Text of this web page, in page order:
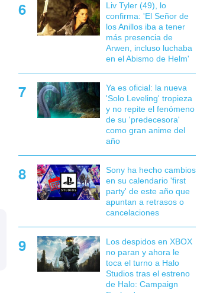
Liv Tyler (49), lo
confirma: 'El Señor de
los Anillos iba a tener
más presencia de
Arwen, incluso luchaba
en el Abismo de Helm'
Ya es oficial: la nueva
'Solo Leveling' tropieza
y no repite el fenómeno
de su 'predecesora'
como gran anime del
año
Sony ha hecho cambios
en su calendario 'first
party' de este año que
apuntan a retrasos o
cancelaciones
Los despidos en XBOX
no paran y ahora le
toca el turno a Halo
Studios tras el estreno
de Halo: Campaign